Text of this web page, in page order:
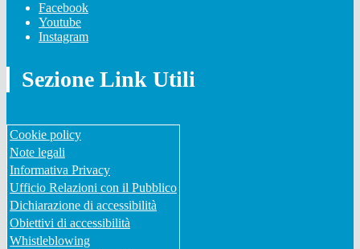
Facebook
Youtube
Instagram
Sezione Link Utili
Cookie policy
Note legali
Informativa Privacy
Ufficio Relazioni con il Pubblico
Dichiarazione di accessibilità
Obiettivi di accessibilità
Whistleblowing